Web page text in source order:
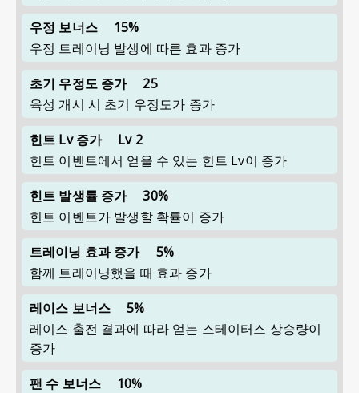
우정 보너스
15%
우정 트레이닝 발생에 따른 효과 증가
초기 우정도 증가
25
육성 개시 시 초기 우정도가 증가
힌트 Lv 증가
Lv 2
힌트 이벤트에서 얻을 수 있는 힌트 Lv이 증가
힌트 발생률 증가
30%
힌트 이벤트가 발생할 확률이 증가
트레이닝 효과 증가
5%
함께 트레이닝했을 때 효과 증가
레이스 보너스
5%
레이스 출전 결과에 따라 얻는 스테이터스 상승량이
증가
팬 수 보너스
10%